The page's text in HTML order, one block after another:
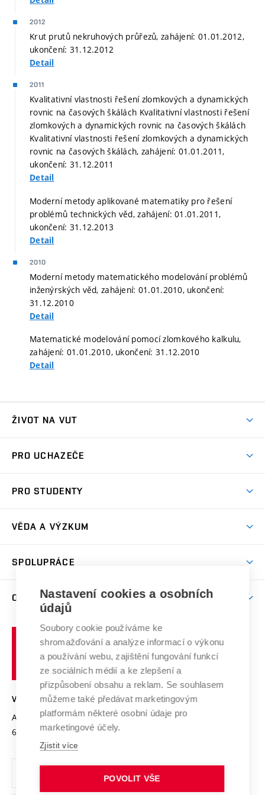
2012
Krut prutů nekruhových průřezů, zahájení: 01.01.2012,
ukončení: 31.12.2012
Detail
2011
Kvalitativní vlastnosti řešení zlomkových a dynamických
rovnic na časových škálách Kvalitativní vlastnosti řešení
zlomkových a dynamických rovnic na časových škálách
Kvalitativní vlastnosti řešení zlomkových a dynamických
rovnic na časových škálách, zahájení: 01.01.2011,
ukončení: 31.12.2011
Detail
Moderní metody aplikované matematiky pro řešení
problémů technických věd, zahájení: 01.01.2011,
ukončení: 31.12.2013
Detail
2010
Moderní metody matematického modelování problémů
inženýrských věd, zahájení: 01.01.2010, ukončení:
31.12.2010
Detail
Matematické modelování pomocí zlomkového kalkulu,
zahájení: 01.01.2010, ukončení: 31.12.2010
Detail
ŽIVOT NA VUT
Koleje
Sport na VUT
PRO UCHAZEČE
Dny otevřených dveří
Celoživotní vzdělávání
E-přihláška
PRO STUDENTY
Harmonogram akademického roku
Závěrečné práce
Doktorské studium
Zpracování osobních údajů studentů
Sociální bezpečí
Studium bez bariér
Podpora podnikání
VĚDA A VÝZKUM
Mezinárodní vědecká rada
Systém zajišťování kvality výzkumu
Výzkumné infrastruktury
Transfer znalostí
Open Science
Projekty
Projekty ze strukturálních fondů
Specifický výzkum
SPOLUPRÁCE
Firemní spolupráce
Zahraniční spolupráce
Spolupráce se školami
Mezinárodní dohody
Univerzitní sítě
O UNIVERZITĚ
Profil univerzity
Udržitelná univerzita
Podnikavá univerzita / ContriBUTe
Bezpečná univerzita
Vyznamenání
Organizační struktura
Ochrana osobních údajů
učení
technické
Brně
VYSOKÉ UČENÍ TECHNICKÉ V BRNĚ
Antonínská 548/1
602 00 Brno
www.vut.cz
vut@vutbr.cz
Nastavení cookies a osobních
údajů
Soubory cookie používáme ke
shromažďování a analýze informací o výkonu
a používání webu, zajištění fungování funkcí
ze sociálních médií a ke zlepšení a
přizpůsobení obsahu a reklam. Se souhlasem
můžeme také předávat marketingovým
platformám některé osobní údaje pro
marketingové účely.
Zjistit více
POVOLIT VŠE